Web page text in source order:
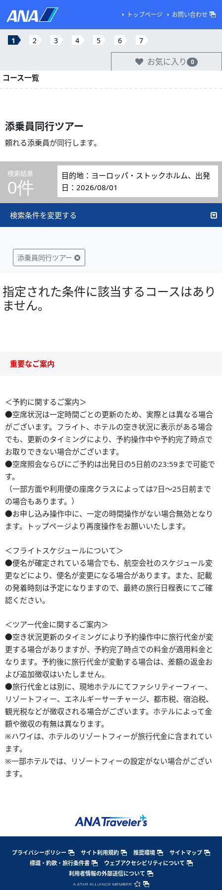
トップページ お問い合わせ
1 2 3 4 5 6 7
お気に入り 0
コース一覧
添乗員同行ツアー
頼れる添乗員が同行します。
検索結果
0件
目的地：ヨーロッパ・ストックホルム、出発
日：2026/08/01
検索条件を変更する
添乗員同行ツアー
指定された条件に該当するコースはあり
ません。
重要なご案内
＜予約に関するご案内＞
●空席状況は一定時間ごとの更新のため、実際とは異なる場合
がございます。フライト、ホテルの空き状況に表示がある場合
でも、更新のタイミングにより、予約操作中や予約完了時点で
お取りできない場合がございます。
●空席照会ならびにご予約は出発日の5日前の23:59まで可能で
す。
（一部方面や利用便の座席クラスによっては7日～25日前まで
の場合もあります。）
●お申し込み操作中に、一定の時間操作がない場合無効となり
ます。トップページより再度操作をお願いいたします。
＜フライトスケジュールについて＞
●便名が確定されている場合でも、航空会社のスケジュール変
更などにより、便名が変更になる場合があります。また、記載
の発着時刻は予定になりますので、最終の旅行日程表にてご確
認ください。
＜ツアー代金に関するご案内＞
●空き状況更新のタイミングにより予約操作中に旅行代金が変
更する場合がありますが、予約完了時点での料金が適用料金と
なります。予約後に旅行代金が変動する場合は、差額の返金お
よび追加徴収はいたしません。
●旅行代金とは別に、現地ホテルにてファシリティーフィー、
リゾートフィー、エネルギーサーチャージ、都市税、宿泊税、
観光税などが徴収される場合がございます。ホテルによって金
額や徴収の有無は異なります。
※ハワイは、ホテルのリゾートフィーが旅行代金に含まれてい
ます。
※一部ホテルでは、リゾートフィーの設定がない場合がござい
ます。
プライバシーポリシー サイト利用規約 推奨環境
サイトマップ
標識・約款・旅行条件書
ウェブアクセシビリティについて
利用者情報の外部送信について